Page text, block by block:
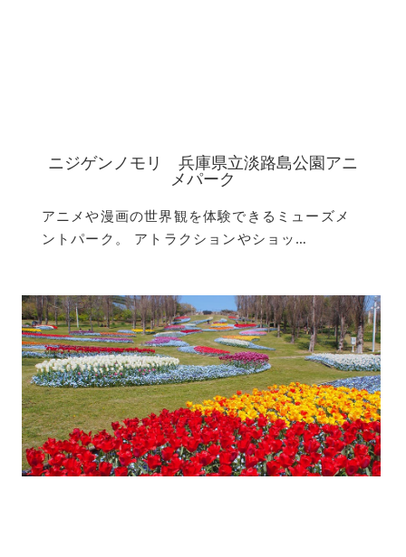
ニジゲンノモリ 兵庫県立淡路島公園アニ
メパーク
アニメや漫画の世界観を体験できるミューズメ
ントパーク。 アトラクションやショッ…